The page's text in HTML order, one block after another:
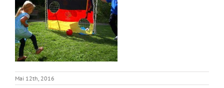
Mai 12th, 2016